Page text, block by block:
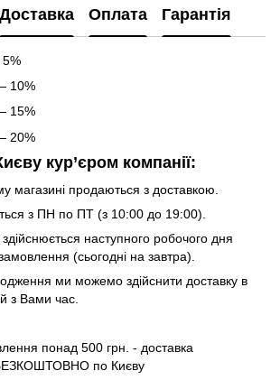
Доставка Оплата Гарантія
5%
10%
15%
20%
кур’єром компанії:
магазині продаються з доставкою.
з ПН по ПТ (з 10:00 до 19:00).
наступного робочого дня
(сьогодні на завтра).
ми можемо здійснити доставку в
з Вами час.
понад 500 грн. - доставка
по Києву